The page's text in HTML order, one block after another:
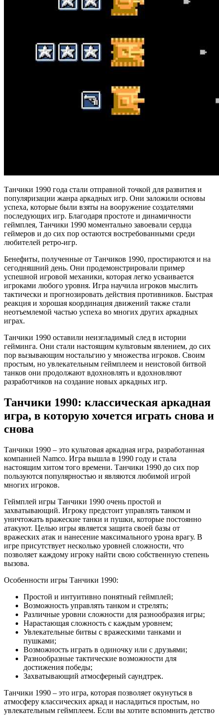
Танчики 1990 года стали отправной точкой для развития и
популяризации жанра аркадных игр. Они заложили основы
успеха, которые были взяты на вооружение создателями
последующих игр. Благодаря простоте и динамичности
геймплея, Танчики 1990 моментально завоевали сердца
геймеров и до сих пор остаются востребованными среди
любителей ретро-игр.
Бенефиты, полученные от Танчиков 1990, простираются и на
сегодняшний день. Они продемонстрировали пример
успешной игровой механики, которая легко усваивается
игроками любого уровня. Игра научила игроков мыслить
тактически и прогнозировать действия противников. Быстрая
реакция и хорошая координация движений также стали
неотъемлемой частью успеха во многих других аркадных
играх.
Танчики 1990 оставили неизгладимый след в истории
гейминга. Они стали настоящим культовым явлением, до сих
пор вызывающим ностальгию у множества игроков. Своим
простым, но увлекательным геймплеем и неистовой битвой
танков они продолжают вдохновлять и вдохновляют
разработчиков на создание новых аркадных игр.
Танчики 1990: классическая аркадная
игра, в которую хочется играть снова и
снова
Танчики 1990 – это культовая аркадная игра, разработанная
компанией Namco. Игра вышла в 1990 году и стала
настоящим хитом того времени. Танчики 1990 до сих пор
пользуются популярностью и являются любимой игрой
многих игроков.
Геймплей игры Танчики 1990 очень простой и
захватывающий. Игроку предстоит управлять танком и
уничтожать вражеские танки и пушки, которые постоянно
атакуют. Целью игры является защита своей базы от
вражеских атак и нанесение максимального урона врагу. В
игре присутствует несколько уровней сложности, что
позволяет каждому игроку найти свою собственную степень
вызова.
Особенности игры Танчики 1990:
Простой и интуитивно понятный геймплей;
Возможность управлять танком и стрелять;
Различные уровни сложности для разнообразия игры;
Нарастающая сложность с каждым уровнем;
Увлекательные битвы с вражескими танками и
пушками;
Возможность играть в одиночку или с друзьями;
Разнообразные тактические возможности для
достижения победы;
Захватывающий атмосферный саундтрек.
Танчики 1990 – это игра, которая позволяет окунуться в
атмосферу классических аркад и насладиться простым, но
увлекательным геймплеем. Если вы хотите вспомнить детство